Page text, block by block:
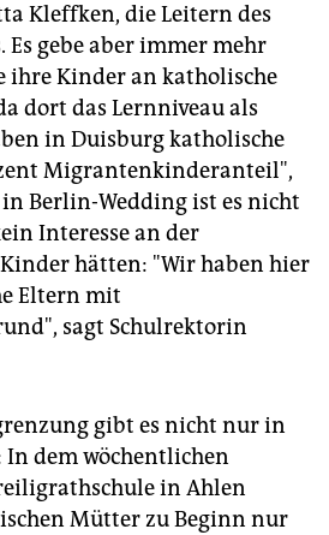
Kleffken, die Leitern des
Es gebe aber immer mehr
ihre Kinder an katholische
dort das Lernniveau als
in Duisburg katholische
Migrantenkinderanteil",
Berlin-Wedding ist es nicht
Interesse an der
hätten: "Wir haben hier
Eltern mit
sagt Schulrektorin
gibt es nicht nur in
dem wöchentlichen
in Ahlen
Mütter zu Beginn nur